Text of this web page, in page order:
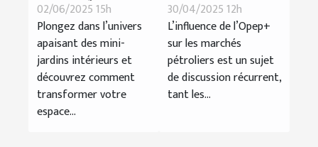
intérieurs : guide
pratique et
esthétique
02/06/2025 15h
Plongez dans l’univers
apaisant des mini-
jardins intérieurs et
découvrez comment
transformer votre
espace...
l'Opep+ sur les
prix mondiaux
du pétrole
30/04/2025 12h
L’influence de l’Opep+
sur les marchés
pétroliers est un sujet
de discussion récurrent,
tant les...